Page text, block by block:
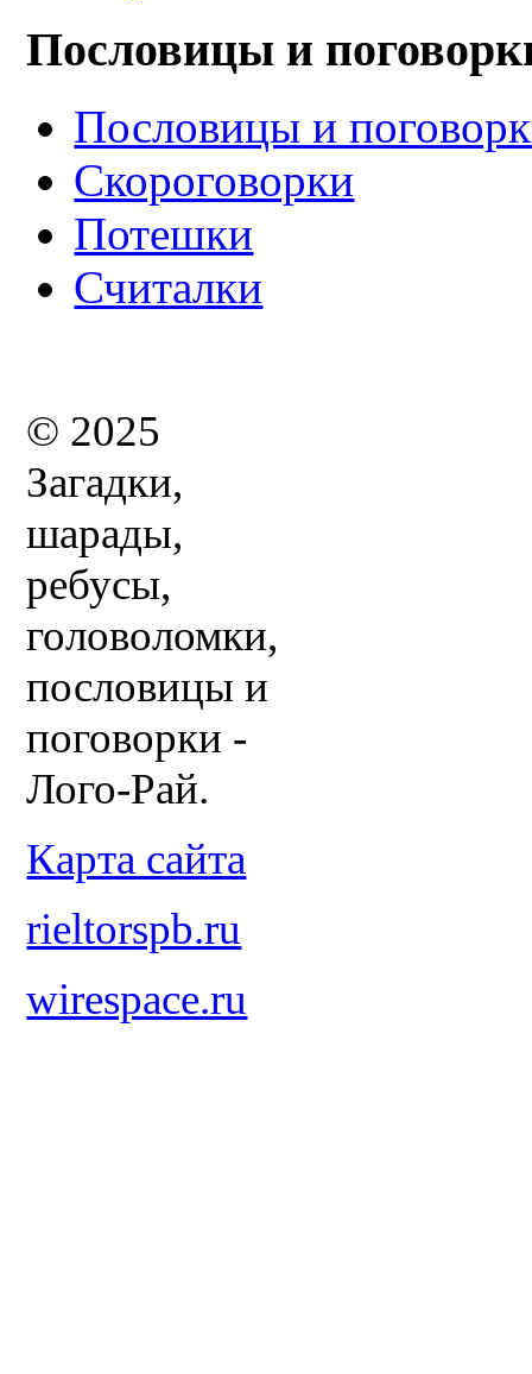
Пословицы и
Пословицы и
Скороговорки
Потешки
Считалки
© 2025
Загадки,
шарады,
ребусы,
головоломки,
пословицы и
поговорки -
Лого-Рай.
Карта сайта
rieltorspb.ru
wirespace.ru